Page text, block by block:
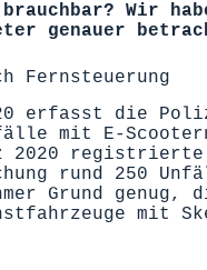
Wir
genauer
Fernsteuerung
erfasst die
mit E-
2020
rund 250
Grund genug,
mit